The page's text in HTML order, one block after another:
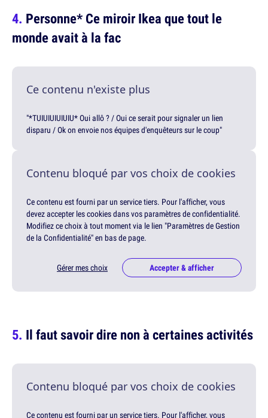
Personne* Ce miroir Ikea que tout le
monde avait à la fac
Ce contenu n'existe plus
"*TUIUIUIUIUIU* Oui allô ? / Oui ce serait pour signaler un lien
disparu / Ok on envoie nos équipes d'enquêteurs sur le coup"
Contenu bloqué par vos choix de cookies
Ce contenu est fourni par un service tiers. Pour l'afficher, vous
devez accepter les cookies dans vos paramètres de confidentialité.
Modifiez ce choix à tout moment via le lien "Paramètres de Gestion
de la Confidentialité" en bas de page.
Gérer mes choix Accepter & afficher
Il faut savoir dire non à certaines activités
Contenu bloqué par vos choix de cookies
Ce contenu est fourni par un service tiers. Pour l'afficher, vous